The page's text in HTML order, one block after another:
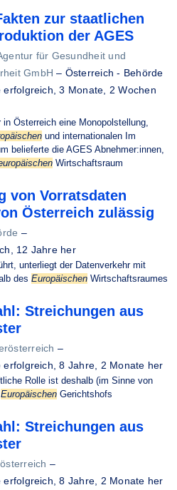
zur staatlichen
der AGES
für Gesundheit und
GmbH – Österreich - Behörde
erfolgreich,3 Monate, 2 Wochen
in Österreich eine Monopolstellung,
und internationalen Im
belieferte die AGES Abnehmer:innen,
Wirtschaftsraum
von Vorratsdaten
Österreich zulässig
–
12 Jahre her
unterliegt der Datenverkehr mit
des Europäischen Wirtschaftsraumes
Streichungen aus
–
erfolgreich,8 Jahre, 2 Monate her
Rolle ist deshalb (im Sinne von
Europäischen Gerichtshofs
Streichungen aus
–
erfolgreich,8 Jahre, 2 Monate her